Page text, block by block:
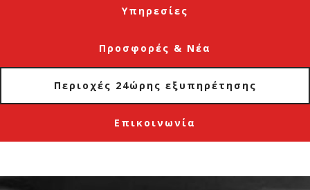
Υπηρεσίες
Προσφορές & Νέα
Περιοχές 24ώρης εξυπηρέτησης
Επικοινωνία